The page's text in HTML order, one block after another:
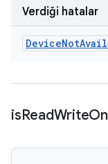
Verdiği hatalar
DeviceNot
isReadWrite